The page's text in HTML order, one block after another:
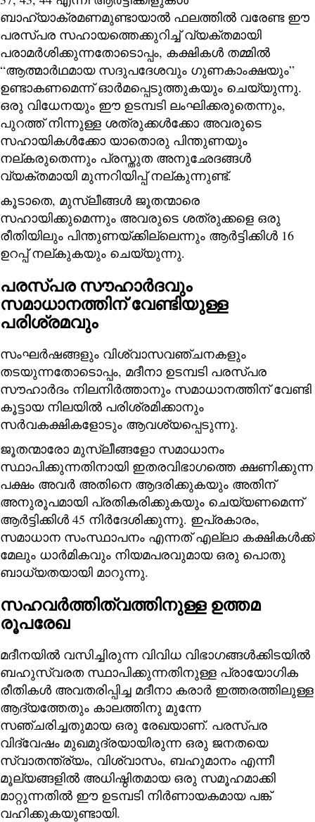
ബാഹ്യാക്രമണമുണ്ടായാല്‍ ഫലത്തില്‍ വരേണ്ട ഈ
പരസ്പര സഹായത്തെക്കുറിച്ച് വ്യക്തമായി
പരാമര്‍ശിക്കുന്നതോടൊപ്പം, കക്ഷികള്‍ തമ്മില്‍
“ആത്മാര്‍ഥമായ സദുപദേശവും ഗുണകാംക്ഷയും”
ഉണ്ടാകണമെന്ന് ഓര്‍മപ്പെടുത്തുകയും ചെയ്യുന്നു.
ഒരു വിധേനയും ഈ ഉടമ്പടി ലംഘിക്കരുതെന്നും,
പുറത്ത് നിന്നുള്ള ശത്രുക്കള്‍ക്കോ അവരുടെ
സഹായികള്‍ക്കോ യാതൊരു പിന്തുണയും
നല്കരുതെന്നും പ്രസ്തുത അനുഛേദങ്ങള്‍
വ്യക്തമായി മുന്നറിയിപ്പ് നല്കുന്നുണ്ട്.
കൂടാതെ, മുസ്‌ലീങ്ങള്‍ ജൂതന്മാരെ
സഹായിക്കുമെന്നും അവരുടെ ശത്രുക്കളെ ഒരു
രീതിയിലും പിന്തുണയ്ക്കില്ലെന്നും ആർട്ടിക്കിൾ 16
ഉറപ്പ് നല്കുകയും ചെയ്യുന്നു.
പരസ്പര സൗഹാർദവും
സമാധാനത്തിന് വേണ്ടിയുള്ള
പരിശ്രമവും
സംഘര്‍ഷങ്ങളും വിശ്വാസവഞ്ചനകളും
തടയുന്നതോടൊപ്പം, മദീനാ ഉടമ്പടി പരസ്പര
സൗഹാര്‍ദം നിലനിര്‍ത്താനും സമാധാനത്തിന് വേണ്ടി
കൂട്ടായ നിലയില്‍ പരിശ്രമിക്കാനും
സര്‍വകക്ഷികളോടും ആവശ്യപ്പെടുന്നു.
ജൂതന്മാരോ മുസ്‌ലീങ്ങളോ സമാധാനം
സ്ഥാപിക്കുന്നതിനായി ഇതരവിഭാഗത്തെ ക്ഷണിക്കുന്ന
പക്ഷം അവര്‍ അതിനെ ആദരിക്കുകയും അതിന്
അനുരൂപമായി പ്രതികരിക്കുകയും ചെയ്യണമെന്ന്
ആര്‍ട്ടിക്കിള്‍ 45 നിര്‍ദേശിക്കുന്നു. ഇപ്രകാരം,
സമാധാന സംസ്ഥാപനം എന്നത് എല്ലാ കക്ഷികൾക്ക്
മേലും ധാർമികവും നിയമപരവുമായ ഒരു പൊതു
ബാധ്യതയായി മാറുന്നു.
സഹവർത്തിത്വത്തിനുള്ള ഉത്തമ
രൂപരേഖ
മദീനയിൽ വസിച്ചിരുന്ന വിവിധ വിഭാഗങ്ങൾക്കിടയിൽ
ബഹുസ്വരത സ്ഥാപിക്കുന്നതിനുള്ള പ്രായോഗിക
രീതികൾ അവതരിപ്പിച്ച മദീനാ കരാർ ഇത്തരത്തിലുള്ള
ആദ്യത്തേതും കാലത്തിനു മുന്നേ
സഞ്ചരിച്ചതുമായ ഒരു രേഖയാണ്. പരസ്പര
വിദ്വേഷം മുഖമുദ്രയായിരുന്ന ഒരു ജനതയെ
സ്വാതന്ത്ര്യം, വിശ്വാസം, ബഹുമാനം എന്നീ
മൂല്യങ്ങളില്‍ അധിഷ്ഠിതമായ ഒരു സമൂഹമാക്കി
മാറ്റുന്നതില്‍ ഈ ഉടമ്പടി നിർണായകമായ പങ്ക്
വഹിക്കുകയുണ്ടായി.